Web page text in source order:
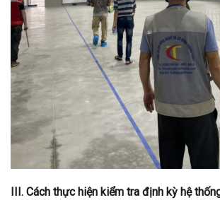
III. Cách thực hiện kiểm tra định kỳ hệ